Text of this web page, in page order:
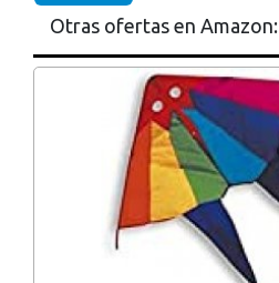
Otras ofertas en Amazon: